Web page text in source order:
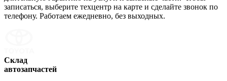
записаться, выберите техцентр на карте и сделайте звонок по
телефону. Работаем ежедневно, без выходных.
Склад
автозапчастей